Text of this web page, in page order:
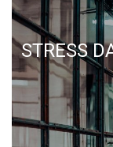
STRESS